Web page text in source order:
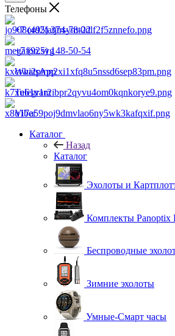
Телефоны
+7 (495) 374-78-22
+7 (925) 148-50-54
WhatsApp
Telegram
Viber
Каталог
Назад
Каталог
Эхолоты и
Комплекты Panoptix
Беспроводные
Зимние эхолоты
Умные-Смарт часы